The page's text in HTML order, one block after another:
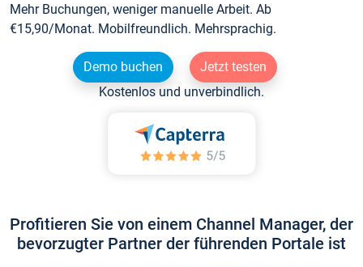
Mehr Buchungen, weniger manuelle Arbeit. Ab
€15,90/Monat. Mobilfreundlich. Mehrsprachig.
Demo buchen
Jetzt testen
Kostenlos und unverbindlich.
Profitieren Sie von einem Channel Manager, der
bevorzugter Partner der führenden Portale ist